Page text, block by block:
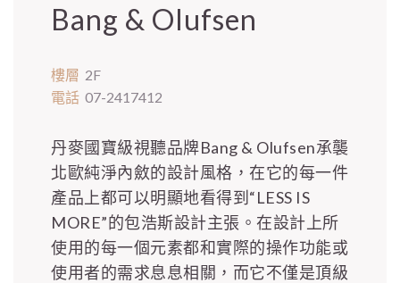
Bang & Olufsen
樓層 2F
電話 07-2417412
丹麥國寶級視聽品牌Bang & Olufsen承襲
北歐純淨內斂的設計風格，在它的每一件
產品上都可以明顯地看得到“LESS IS
MORE”的包浩斯設計主張。在設計上所
使用的每一個元素都和實際的操作功能或
使用者的需求息息相關，而它不僅是頂級